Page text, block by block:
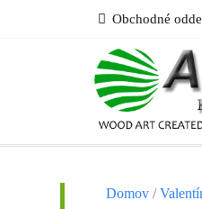
Obchodné
Domov /